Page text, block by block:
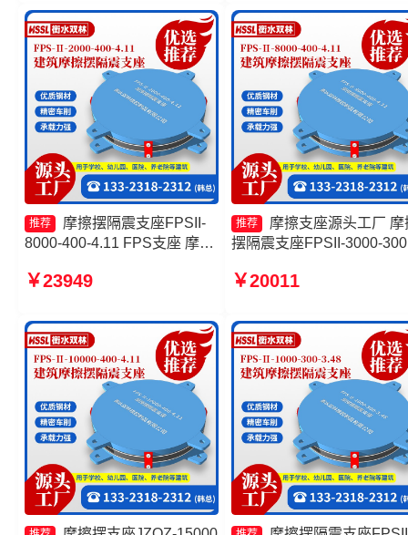
400-4.11源头工厂
推荐
摩擦摆隔震支座FPSII-
8000-400-4.11 FPS支座 摩擦
3.81厂家 建筑摩擦摆隔震支座
￥23949
推荐
摩擦支座源头工厂 摩
摆隔震支座FPSII-3000-
头工厂 摩擦摆隔震支座
￥20011